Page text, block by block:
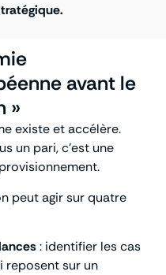
avant le
»
existe et accélère.
un pari, c’est une
peut agir sur quatre
: identifier les cas
reposent sur un